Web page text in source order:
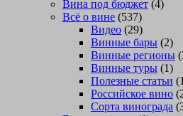
Вина под бюджет (4)
Всё о вине (537)
Видео (29)
Винные бары (2)
Винные регионы
Винные туры (1)
Полезные статьи
Российское вино
Сорта винограда